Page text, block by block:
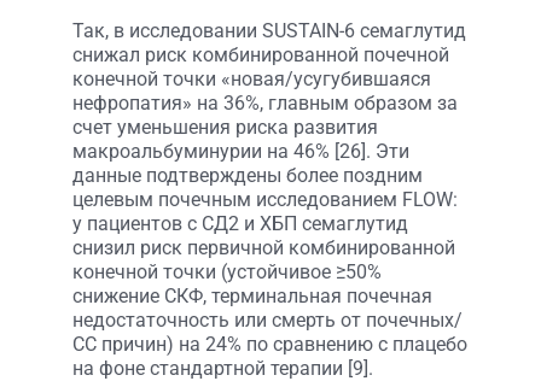
Так, в исследовании SUSTAIN-6 семаглутид
снижал риск комбинированной почечной
конечной точки «новая/усугубившаяся
нефропатия» на 36%, главным образом за
счет уменьшения риска развития
макроальбуминурии на 46% [26]. Эти
данные подтверждены более поздним
целевым почечным исследованием FLOW:
у пациентов с СД2 и ХБП семаглутид
снизил риск первичной комбинированной
конечной точки (устойчивое ≥50%
снижение СКФ, терминальная почечная
недостаточность или смерть от почечных/
СС причин) на 24% по сравнению с плацебо
на фоне стандартной терапии [9].